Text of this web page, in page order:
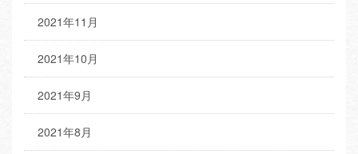
2021年11月
2021年10月
2021年9月
2021年8月